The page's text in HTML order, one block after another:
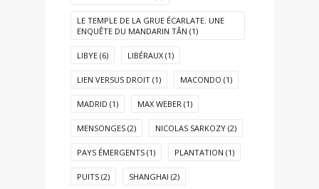
LE TEMPLE DE LA GRUE ÉCARLATE. UNE
ENQUÊTE DU MANDARIN TÂN (1)
LIBYE (6) LIBÉRAUX (1)
LIEN VERSUS DROIT (1) MACONDO (1)
MADRID (1) MAX WEBER (1)
MENSONGES (2) NICOLAS SARKOZY (2)
PAYS ÉMERGENTS (1) PLANTATION (1)
PUITS (2) SHANGHAI (2)